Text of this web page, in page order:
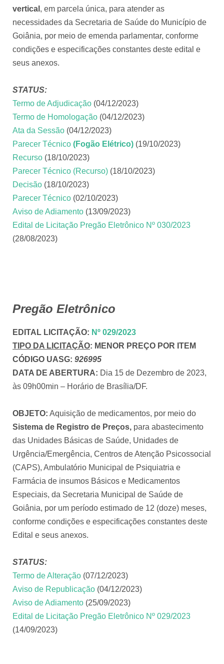
vertical , em parcela única, para atender as
necessidades da Secretaria de Saúde do Município de
Goiânia, por meio de emenda parlamentar, conforme
condições e especificações constantes deste edital e
seus anexos.
STATUS:
Termo de Adjudicação (04/12/2023)
Termo de Homologação (04/12/2023)
Ata da Sessão (04/12/2023)
Parecer Técnico (Fogão Elétrico) (19/10/2023)
Recurso (18/10/2023)
Parecer Técnico (Recurso) (18/10/2023)
Decisão (18/10/2023)
Parecer Técnico (02/10/2023)
Aviso de Adiamento (13/09/2023)
Edital de Licitação Pregão Eletrônico Nº 030/2023
(28/08/2023)
Pregão Eletrônico
EDITAL LICITAÇÃO: Nº 029/2023
TIPO DA LICITAÇÃO: MENOR PREÇO POR ITEM
CÓDIGO UASG: 926995
DATA DE ABERTURA: Dia 15 de Dezembro de 2023,
às 09h00min – Horário de Brasília/DF.
OBJETO: Aquisição de medicamentos, por meio do
Sistema de Registro de Preços, para abastecimento
das Unidades Básicas de Saúde, Unidades de
Urgência/Emergência, Centros de Atenção Psicossocial
(CAPS), Ambulatório Municipal de Psiquiatria e
Farmácia de insumos Básicos e Medicamentos
Especiais, da Secretaria Municipal de Saúde de
Goiânia, por um período estimado de 12 (doze) meses,
conforme condições e especificações constantes deste
Edital e seus anexos.
STATUS:
Termo de Alteração (07/12/2023)
Aviso de Republicação (04/12/2023)
Aviso de Adiamento (25/09/2023)
Edital de Licitação Pregão Eletrônico Nº 029/2023
(14/09/2023)